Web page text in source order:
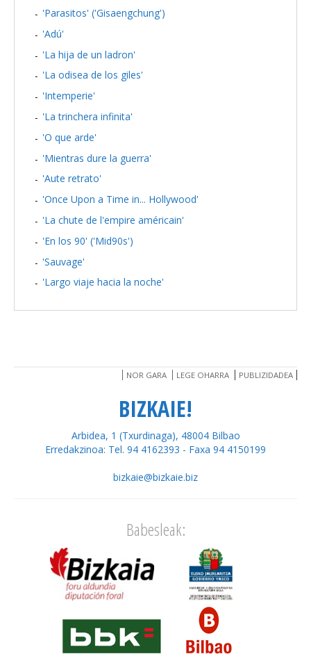
'Parasitos' ('Gisaengchung')
'Adú'
'La hija de un ladron'
'La odisea de los giles'
'Intemperie'
'La trinchera infinita'
'O que arde'
'Mientras dure la guerra'
'Aute retrato'
'Once Upon a Time in... Hollywood'
'La chute de l'empire américain'
'En los 90' ('Mid90s')
'Sauvage'
'Largo viaje hacia la noche'
NOR GARA LEGE OHARRA PUBLIZIDADEA
BIZKAIE!
Arbidea, 1 (Txurdinaga), 48004 Bilbao
Erredakzinoa: Tel. 94 4162393 - Faxa 94 4150199
bizkaie@bizkaie.biz
Babesleak: